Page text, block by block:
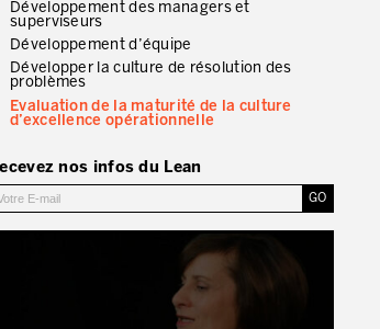
Développement des managers et
superviseurs
Développement d’équipe
Développer la culture de résolution des
problèmes
Evaluation de la maturité de la culture
d’excellence opérationnelle
nos infos du Lean